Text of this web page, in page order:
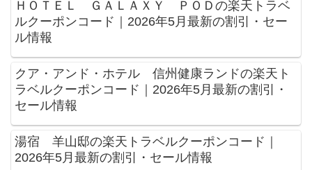
ＨＯＴＥＬ ＧＡＬＡＸＹ ＰＯＤの楽天トラベ
ルクーポンコード｜2026年5月最新の割引・セー
ル情報
クア・アンド・ホテル 信州健康ランドの楽天ト
ラベルクーポンコード｜2026年5月最新の割引・
セール情報
湯宿 羊山邸の楽天トラベルクーポンコード｜
2026年5月最新の割引・セール情報